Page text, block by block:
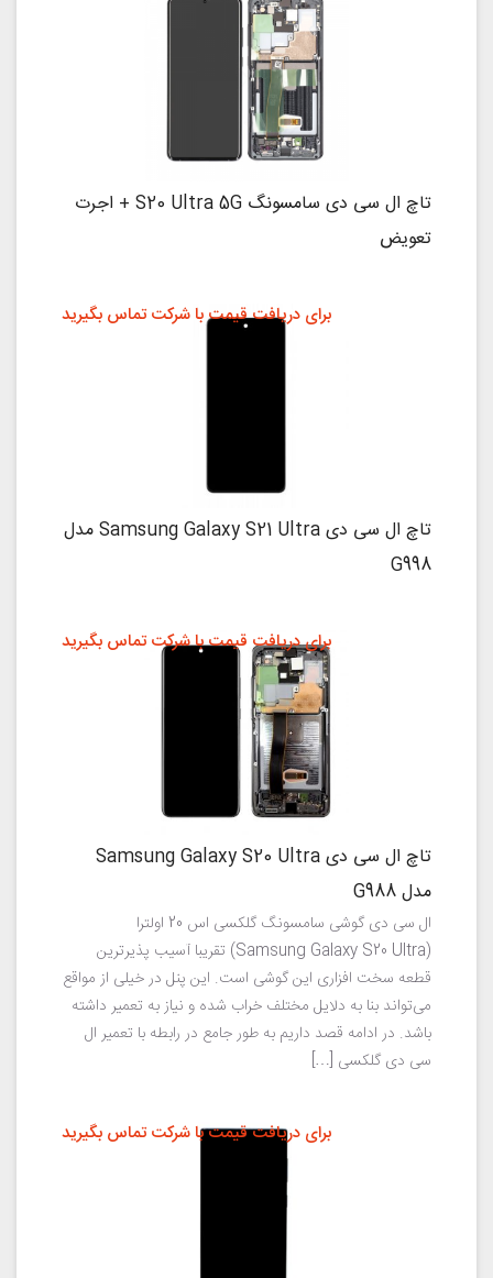
تاچ ال سی دی سامسونگ S20 Ultra 5G + اجرت
تعویض
تاچ ال سی دی Samsung Galaxy S21 Ultra مدل
G998
برای دریافت قیمت با شرکت تماس بگیرید
تاچ ال سی دی Samsung Galaxy S20 Ultra
مدل G988
ال سی دی گوشی سامسونگ گلکسی اس 20 اولترا
(Samsung Galaxy S20 Ultra) تقریبا آسیب پذیرترین
قطعه سخت افزاری این گوشی است. این پنل در خیلی از مواقع
می‌تواند بنا به دلایل مختلف خراب شده و نیاز به تعمیر داشته
باشد. در ادامه قصد داریم به طور جامع در رابطه با تعمیر ال
سی دی گلکسی […]
برای دریافت قیمت با شرکت تماس بگیرید
برای دریافت قیمت با شرکت تماس بگیرید